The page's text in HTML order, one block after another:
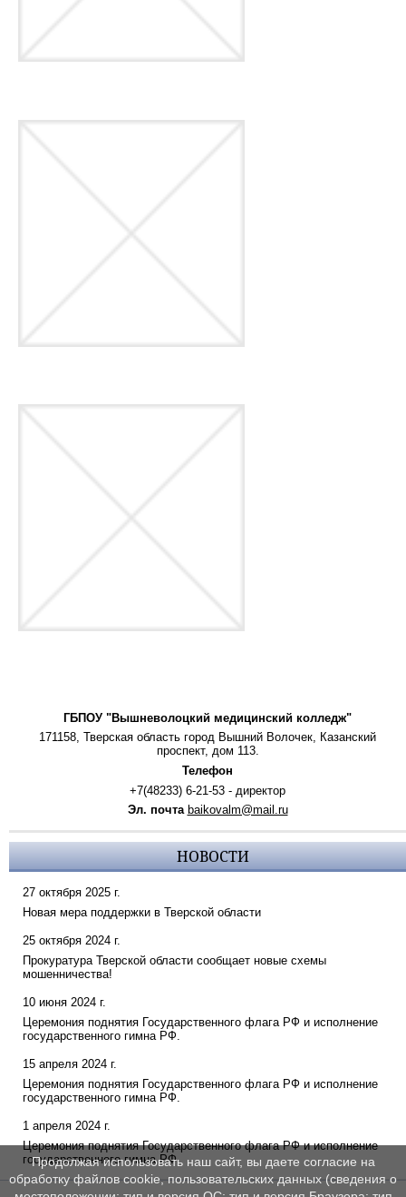
ГБПОУ "Вышневолоцкий медицинский колледж"
171158, Тверская область город Вышний Волочек, Казанский
проспект, дом 113.
Телефон
+7(48233) 6-21-53 - директор
Эл. почта baikovalm@mail.ru
НОВОСТИ
27 октября 2025 г.
Новая мера поддержки в Тверской области
25 октября 2024 г.
Прокуратура Тверской области сообщает новые схемы
мошенничества!
10 июня 2024 г.
Церемония поднятия Государственного флага РФ и исполнение
государственного гимна РФ.
15 апреля 2024 г.
Церемония поднятия Государственного флага РФ и исполнение
государственного гимна РФ.
1 апреля 2024 г.
Церемония поднятия Государственного флага РФ и исполнение
государственного гимна РФ.
Продолжая использовать наш сайт, вы даете согласие на
обработку файлов cookie, пользовательских данных (сведения о